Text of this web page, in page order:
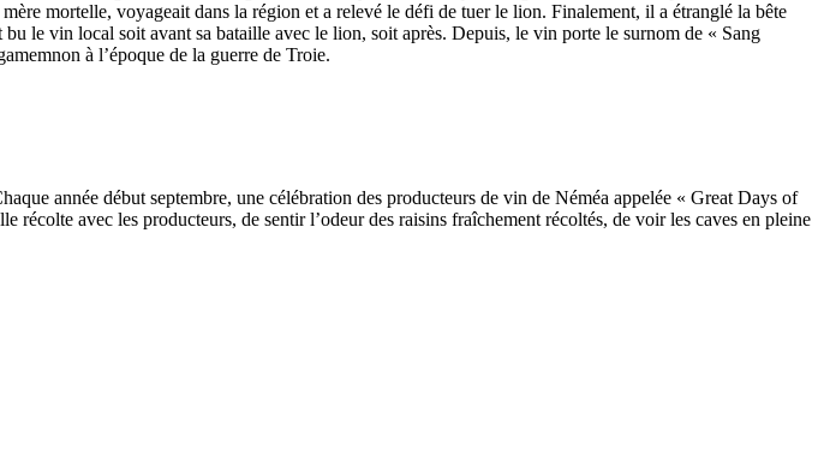
mortelle, voyageait dans la région et a relevé le défi de tuer le lion. Finalement, il a étranglé la bête
le vin local soit avant sa bataille avec le lion, soit après. Depuis, le vin porte le surnom de « Sang
à l’époque de la guerre de Troie.
année début septembre, une célébration des producteurs de vin de Néméa appelée « Great Days of
récolte avec les producteurs, de sentir l’odeur des raisins fraîchement récoltés, de voir les caves en pleine